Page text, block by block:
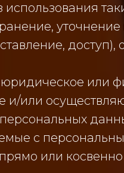
доступ),
или
и/или
с
или